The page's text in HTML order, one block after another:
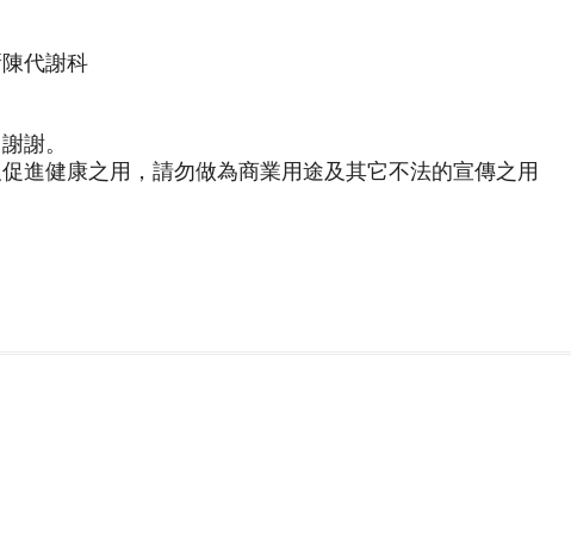
代謝科
謝。
進健康之用，請勿做為商業用途及其它不法的宣傳之用